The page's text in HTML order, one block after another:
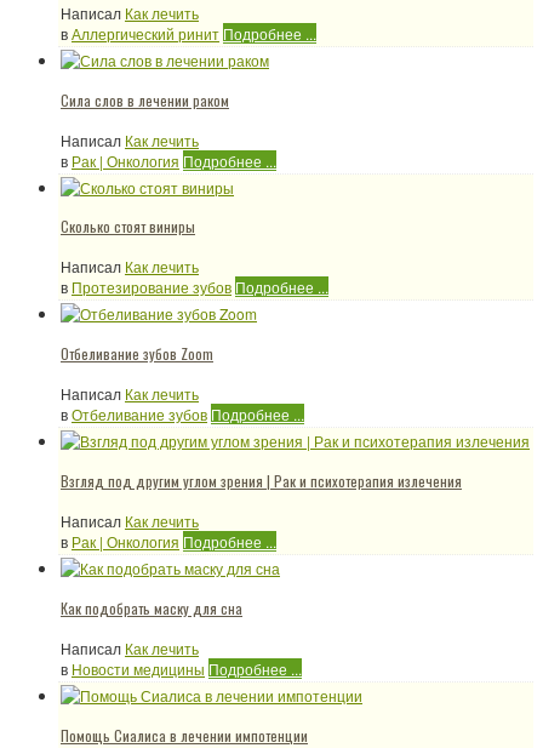
Написал Как лечить
вАллергический ринит Подробнее ...
Сила слов в лечении раком
Написал Как лечить
в Рак | Онкология Подробнее ...
Сколько стоят виниры
Написал Как лечить
в Протезирование зубов Подробнее ...
Отбеливание зубов Zoom
Написал Как лечить
вОтбеливание зубов Подробнее ...
Взгляд под другим углом зрения | Рак и психотерапия излечения
Написал Как лечить
в Рак | Онкология Подробнее ...
Как подобрать маску для сна
Написал Как лечить
в Новости медицины Подробнее ...
Помощь Сиалиса в лечении импотенции